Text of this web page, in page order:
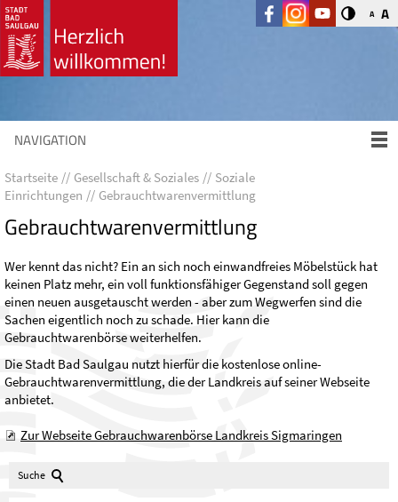
A A
NAVIGATION
Startseite Gesellschaft & Soziales
Soziale
Einrichtungen
Gebrauchtwarenvermittlung
Gebrauchtwarenvermittlung
Wer kennt das nicht? Ein an sich noch einwandfreies Möbelstück hat
keinen Platz mehr, ein voll funktionsfähiger Gegenstand soll gegen
einen neuen ausgetauscht werden - aber zum Wegwerfen sind die
Sachen eigentlich noch zu schade. Hier kann die
Gebrauchtwarenbörse weiterhelfen.
Die Stadt Bad Saulgau nutzt hierfür die kostenlose online-
Gebrauchtwarenvermittlung, die der Landkreis auf seiner Webseite
anbietet.
Zur Webseite Gebrauchwarenbörse Landkreis Sigmaringen
Suche